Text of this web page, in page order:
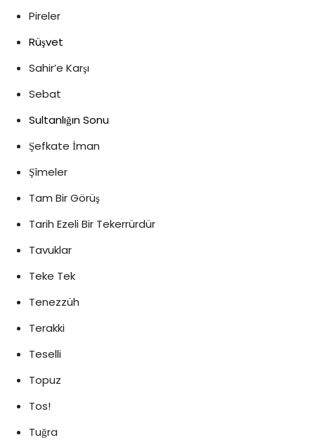
Pireler
Rüşvet
Sahir’e Karşı
Sebat
Sultanlığın Sonu
Şefkate İman
Şîmeler
Tam Bir Görüş
Tarih Ezeli Bir Tekerrürdür
Tavuklar
Teke Tek
Tenezzüh
Terakki
Teselli
Topuz
Tos!
Tuğra